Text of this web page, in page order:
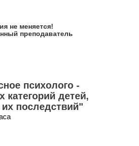
не меняется!
преподаватель
психолого -
категорий детей,
последствий"